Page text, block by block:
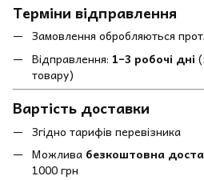
Терміни відправлення
Замовлення обробляються
Відправлення: 1–3 робочі дні
товару)
Вартість доставки
Згідно тарифів перевізника
Можлива безкоштовна
1000 грн